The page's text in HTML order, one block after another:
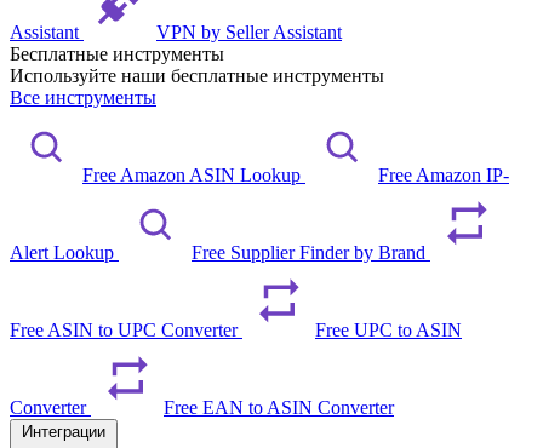
Assistant
VPN by Seller Assistant
Бесплатные инструменты
Используйте наши бесплатные инструменты
Все инструменты
Free Amazon ASIN Lookup Free Amazon IP-
Alert Lookup Free Supplier Finder by Brand
Free ASIN to UPC Converter Free UPC to ASIN
Converter Free EAN to ASIN Converter